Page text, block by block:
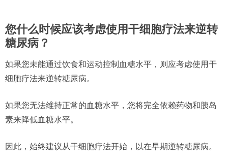
您什么时候应该考虑使用干细胞疗法来逆转
糖尿病？
如果您未能通过饮食和运动控制血糖水平，则应考虑使用干
细胞疗法来逆转糖尿病。
如果您无法维持正常的血糖水平，您将完全依赖药物和胰岛
素来降低血糖水平。
因此，始终建议从干细胞疗法开始，以在早期逆转糖尿病。